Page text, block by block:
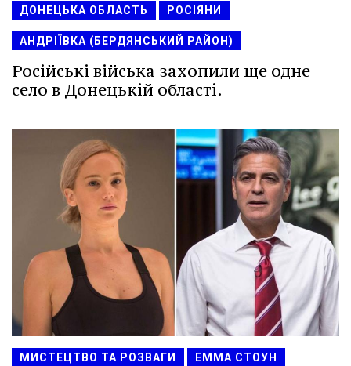
ДОНЕЦЬКА ОБЛАСТЬ РОСІЯНИ
АНДРІЇВКА (БЕРДЯНСЬКИЙ РАЙОН)
Російські війська захопили ще одне
село в Донецькій області.
МИСТЕЦТВО ТА РОЗВАГИ ЕММА СТОУН